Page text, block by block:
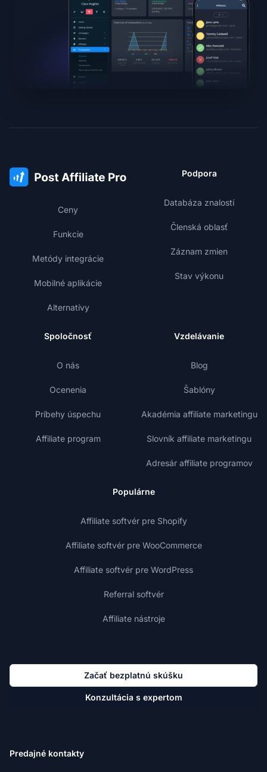
Ceny
Funkcie
Metódy integrácie
Mobilné aplikácie
Alternatívy
Podpora
Databáza znalostí
Členská oblasť
Záznam zmien
Stav výkonu
Spoločnosť
O nás
Ocenenia
Príbehy úspechu
Affiliate program
Vzdelávanie
Blog
Šablóny
Akadémia affiliate marketingu
Slovník affiliate marketingu
Adresár affiliate programov
Populárne
Affiliate softvér pre Shopify
Affiliate softvér pre WooCommerce
Affiliate softvér pre WordPress
Referral softvér
Affiliate nástroje
Začať bezplatnú skúšku
Konzultácia s expertom
Predajné kontakty